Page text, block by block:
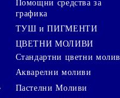
Помощни средства за
графика
ТУШ и ПИГМЕНТИ
ЦВЕТНИ МОЛИВИ
Стандартни цветни
Акварелни моливи
Пастелни Моливи